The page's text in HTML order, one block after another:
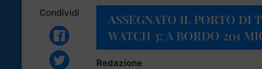
Condividi
ASSEGNATO IL PORTO DI
WATCH 3: A BORDO 201
Redazione